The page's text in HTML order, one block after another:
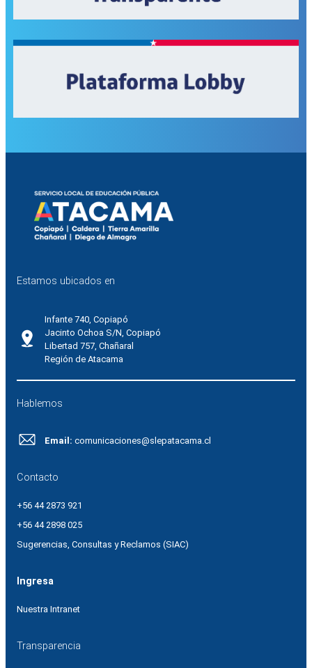
Estamos ubicados en
Infante 740, Copiapó
Jacinto Ochoa S/N, Copiapó
Libertad 757, Chañaral
Región de Atacama
Hablemos
Email: comunicaciones@slepatacama.cl
Contacto
+56 44 2873 921
+56 44 2898 025
Sugerencias, Consultas y Reclamos (SIAC)
Ingresa
Nuestra Intranet
Transparencia